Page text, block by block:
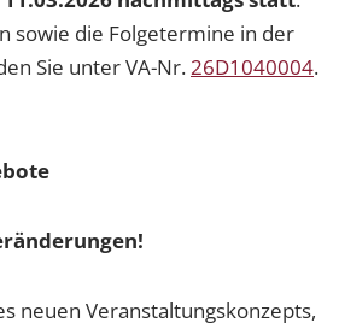
sowie die Folgetermine in der
Sie unter VA-Nr.26D1040004.
neuen Veranstaltungskonzepts,